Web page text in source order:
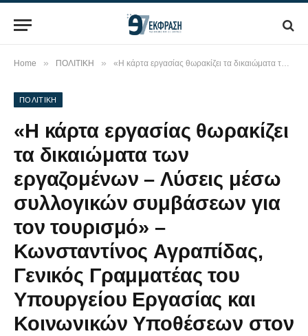
Home » ΠΟΛΙΤΙΚΗ » «Η κάρτα εργασίας θωρακίζει τα δικαιώματα των εργαζομένων – Λύσεις μέσω συλλογικών συμβάσεων για τον τουρισμό» – Κωνσταντίνος Αγραπίδας, Γενικός Γραμματέας του Υπουργείου Εργασίας και Κοινωνικών Υποθέσεων στον Ε97
ΠΟΛΙΤΙΚΗ
«Η κάρτα εργασίας θωρακίζει
τα δικαιώματα των
εργαζομένων – Λύσεις μέσω
συλλογικών συμβάσεων για
τον τουρισμό» –
Κωνσταντίνος Αγραπίδας,
Γενικός Γραμματέας του
Υπουργείου Εργασίας και
Κοινωνικών Υποθέσεων στον